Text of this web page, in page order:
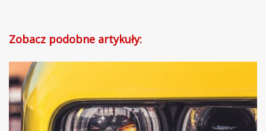
Zobacz podobne artykuły: